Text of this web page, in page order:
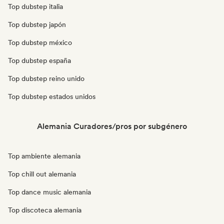
Top dubstep italia
Top dubstep japón
Top dubstep méxico
Top dubstep españa
Top dubstep reino unido
Top dubstep estados unidos
Alemania Curadores/pros por subgénero
Top ambiente alemania
Top chill out alemania
Top dance music alemania
Top discoteca alemania